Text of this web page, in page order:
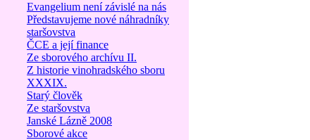
Evangelium není závislé na nás
Představujeme nové náhradníky
staršovstva
ČCE a její finance
Ze sborového archívu II.
Z historie vinohradského sboru
XXXIX.
Starý člověk
Ze staršovstva
Janské Lázně 2008
Sborové akce